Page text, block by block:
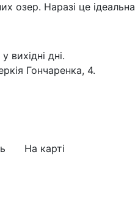
Наразі це
вихідні дні.
Гончаренка, 4.
На карті